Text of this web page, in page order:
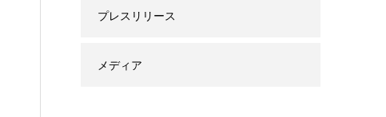
プレスリリース
メディア